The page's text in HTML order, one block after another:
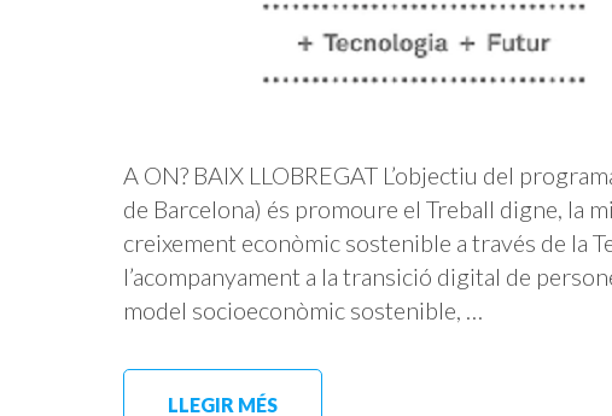
A ON? BAIX LLOBREGAT L’objectiu del
de Barcelona) és promoure el Treball digne, la
creixement econòmic sostenible a través de la
l’acompanyament a la transició digital de
model socioeconòmic sostenible, …
LLEGIR MÉS